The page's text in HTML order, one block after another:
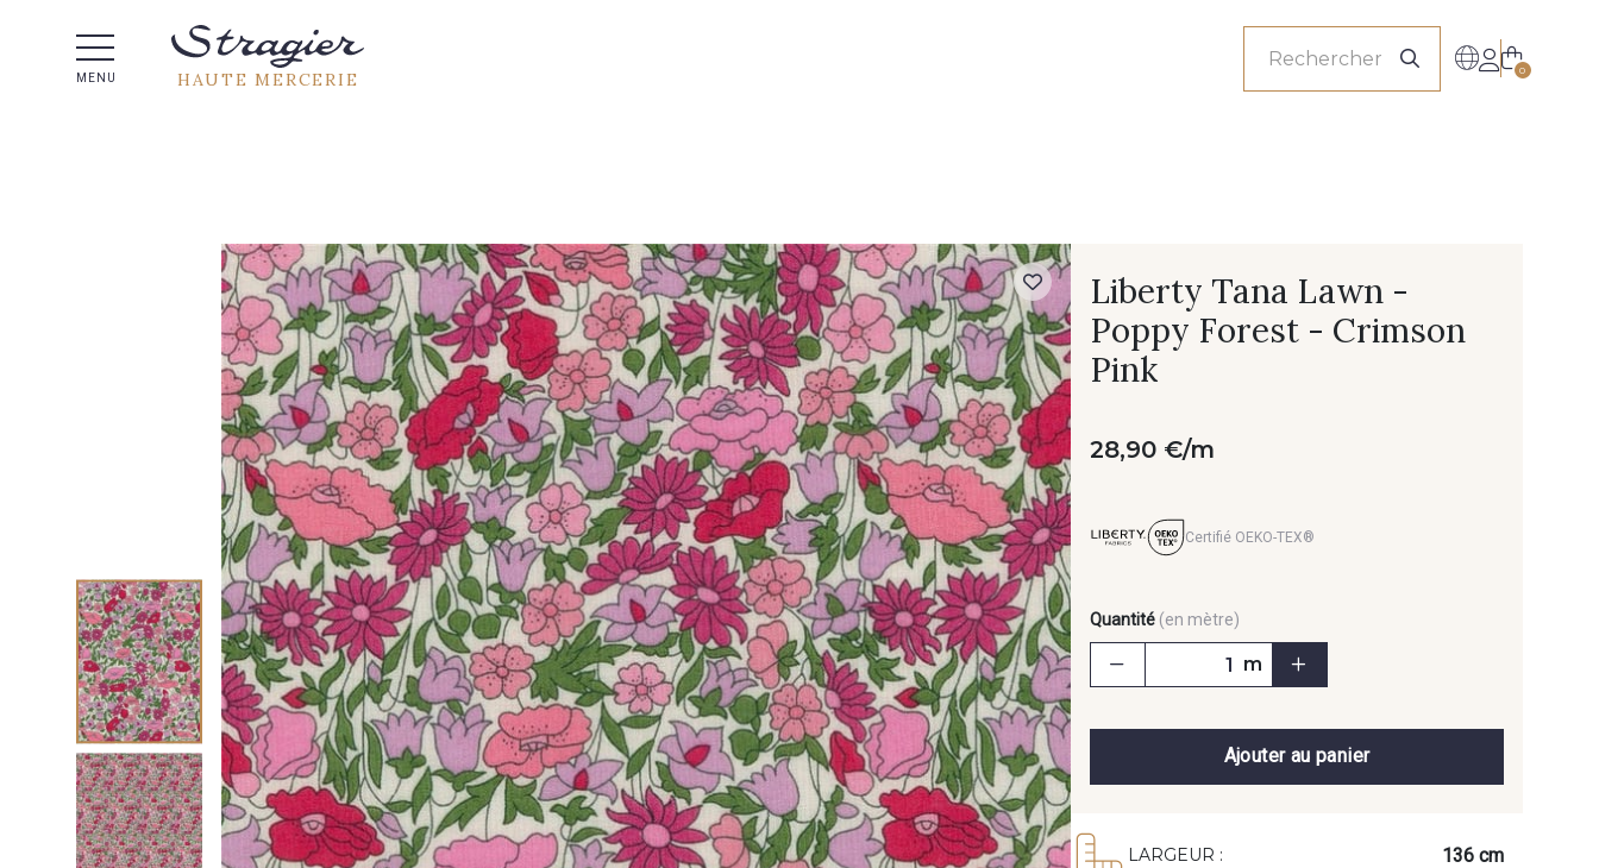
MENU HAUTE MERCERIE 0
Liberty Tana Lawn -
Poppy Forest - Crimson
Pink
28,90 €/m
Certifié OEKO-TEX®
Quantité (en mètre)
m
Ajouter au panier
LARGEUR : 136 cm